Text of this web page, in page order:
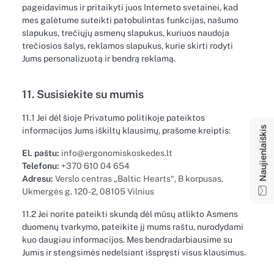
Naujienlaiškis
pageidavimus ir pritaikyti juos Interneto svetainei, kad
mes galėtume suteikti patobulintas funkcijas, našumo
slapukus, trečiųjų asmenų slapukus, kuriuos naudoja
trečiosios šalys, reklamos slapukus, kurie skirti rodyti
Jums personalizuotą ir bendrą reklamą.
11. Susisiekite su mumis
11.1 Jei dėl šioje Privatumo politikoje pateiktos
informacijos Jums iškiltų klausimų, prašome kreiptis:
El. paštu: info@ergonomiskoskedes.lt
Telefonu: +370 610 04 654
Adresu: Verslo centras „Baltic Hearts“, B korpusas,
Ukmergės g. 120-2, 08105 Vilnius
11.2 Jei norite pateikti skundą dėl mūsų atlikto Asmens
duomenų tvarkymo, pateikite jį mums raštu, nurodydami
kuo daugiau informacijos. Mes bendradarbiausime su
Jumis ir stengsimės nedelsiant išspręsti visus klausimus.